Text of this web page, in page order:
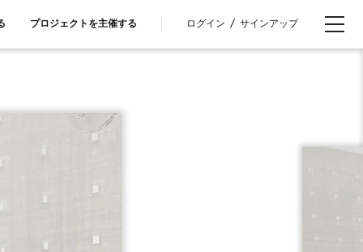
プロジェクトを主催する ログイン / サインアップ